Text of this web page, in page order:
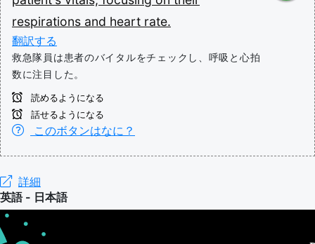
respirations and heart rate.
翻訳する
救急隊員は患者のバイタルをチェックし、呼吸と心拍
数に注目した。
読めるようになる
話せるようになる
このボタンはなに？
詳細
英語 - 日本語